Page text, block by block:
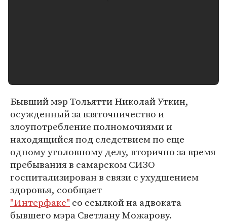
Бывший мэр Тольятти Николай Уткин,
осужденный за взяточничество и
злоупотребление полномочиями и
находящийся под следствием по еще
одному уголовному делу, вторично за время
пребывания в самарском СИЗО
госпитализирован в связи с ухудшением
здоровья, сообщает
"Интерфакс" со ссылкой на адвоката
бывшего мэра Светлану Можарову.